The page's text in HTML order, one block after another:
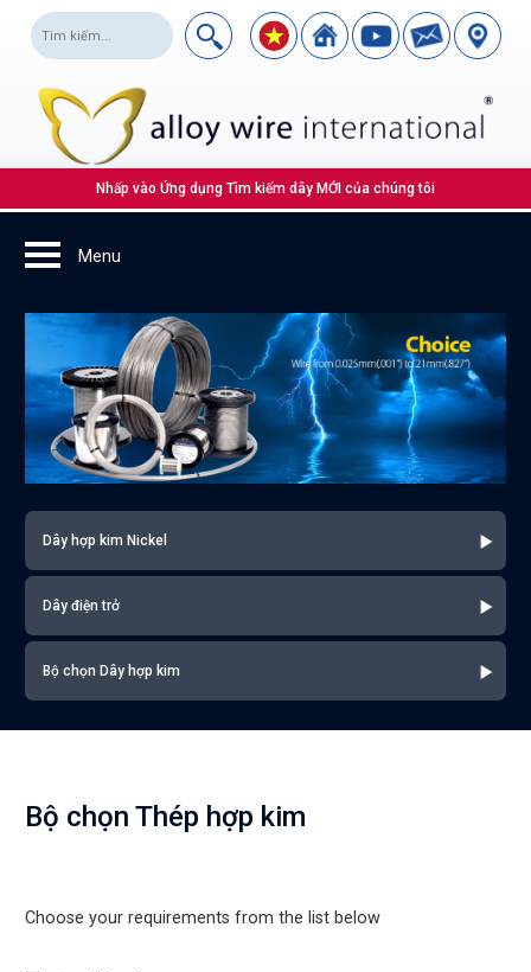
Nhấp vào Ứng dụng Tìm kiếm dây MỚI của chúng tôi
Dây hợp kim Nickel
Dây điện trở
Bộ chọn Dây hợp kim
Bộ chọn Thép hợp kim
Choose your requirements from the list below